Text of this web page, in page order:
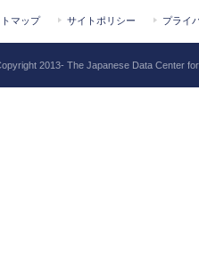
マップ サイトポリシー プライ
2013- The Japanese Data Center